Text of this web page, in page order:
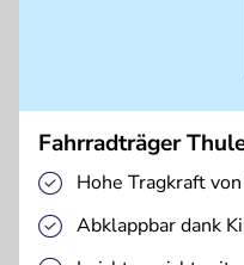
Fahrradträger
Hohe Tragkraft
Abklappbar dank